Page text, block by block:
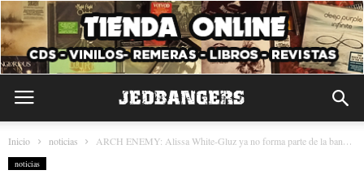
Inicio noticias ARCH ENEMY: Alissa White-Gluz ya no forma parte de la banda… ¿cómo...
noticias